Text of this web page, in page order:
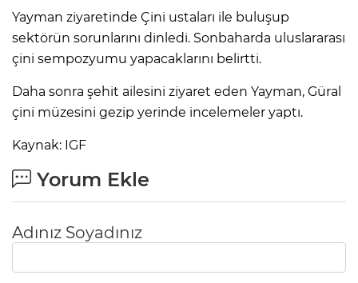
Yayman ziyaretinde Çini ustaları ile buluşup
sektörün sorunlarını dinledi. Sonbaharda uluslararası
çini sempozyumu yapacaklarını belirtti.
Daha sonra şehit ailesini ziyaret eden Yayman, Güral
çini müzesini gezip yerinde incelemeler yaptı.
Kaynak: IGF
Yorum Ekle
Adınız Soyadınız